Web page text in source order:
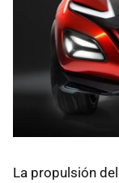
La propulsión